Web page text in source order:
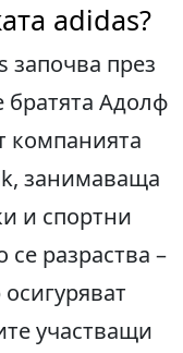
adidas?
започва през
братята Адолф
компанията
занимаваща
и спортни
разраства –
участващи